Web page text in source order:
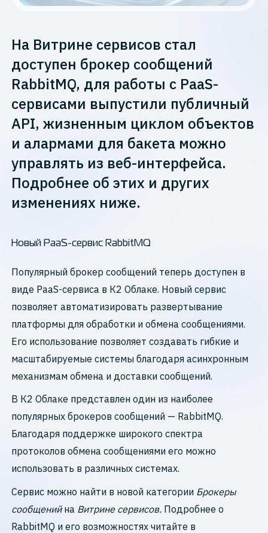
На Витрине сервисов стал
доступен брокер сообщений
RabbitMQ, для работы с PaaS-
сервисами выпустили публичный
API, жизненным циклом объектов
и алармами для бакета можно
управлять из веб-интерфейса.
Подробнее об этих и других
изменениях ниже.
Новый PaaS-сервис RabbitMQ
Популярный брокер сообщений теперь доступен в
виде PaaS-сервиса в К2 Облаке. Новый сервис
позволяет автоматизировать развертывание
платформы для обработки и обмена сообщениями.
Его использование позволяет создавать гибкие и
масштабируемые системы благодаря асинхронным
механизмам обмена и доставки сообщений.
В К2 Облаке представлен один из наиболее
популярных брокеров сообщений — RabbitMQ.
Благодаря поддержке широкого спектра
протоколов обмена сообщениями его можно
использовать в различных системах.
Cервис можно найти в новой категории Брокеры
сообщенийна Витрине сервисов. Подробнее о
RabbitMQ и его возможностях читайте в